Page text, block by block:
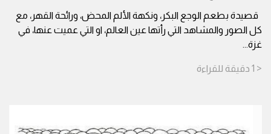
قصيدة بطعم الوجع البكر، ونكهة الألم المحض، ورائحة القهر، مع
كل الصور والمشاهد التي رأتها عين العالم، او التي عميت عنها، في
غزة...
< 1 دقيقة للقراءة